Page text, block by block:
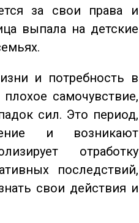
за свои права и
выпала на детские
и потребность в
самочувствие,
сил. Это период,
и возникают
отработку
последствий,
свои действия и